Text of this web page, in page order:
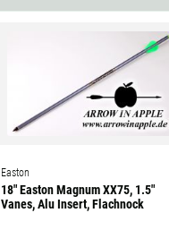
Easton
18" Easton Magnum XX75, 1.5"
Vanes, Alu Insert, Flachnock